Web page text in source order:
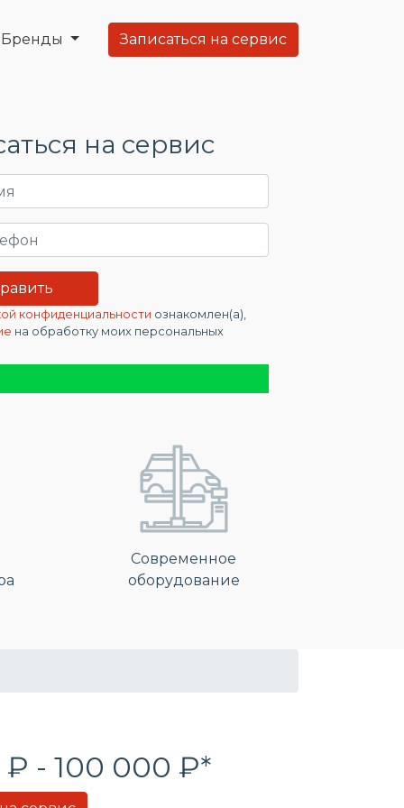
Бренды Записаться на сервис
на сервис
конфиденциальности ознакомлен(а),
на обработку моих персональных
Современное
оборудование
- 100 000 ₽*